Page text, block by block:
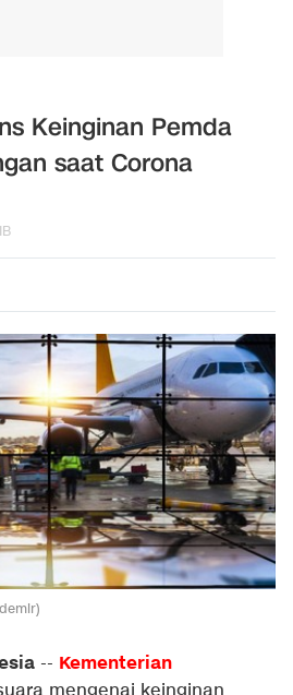
Keinginan Pemda
saat Corona
-- Kementerian